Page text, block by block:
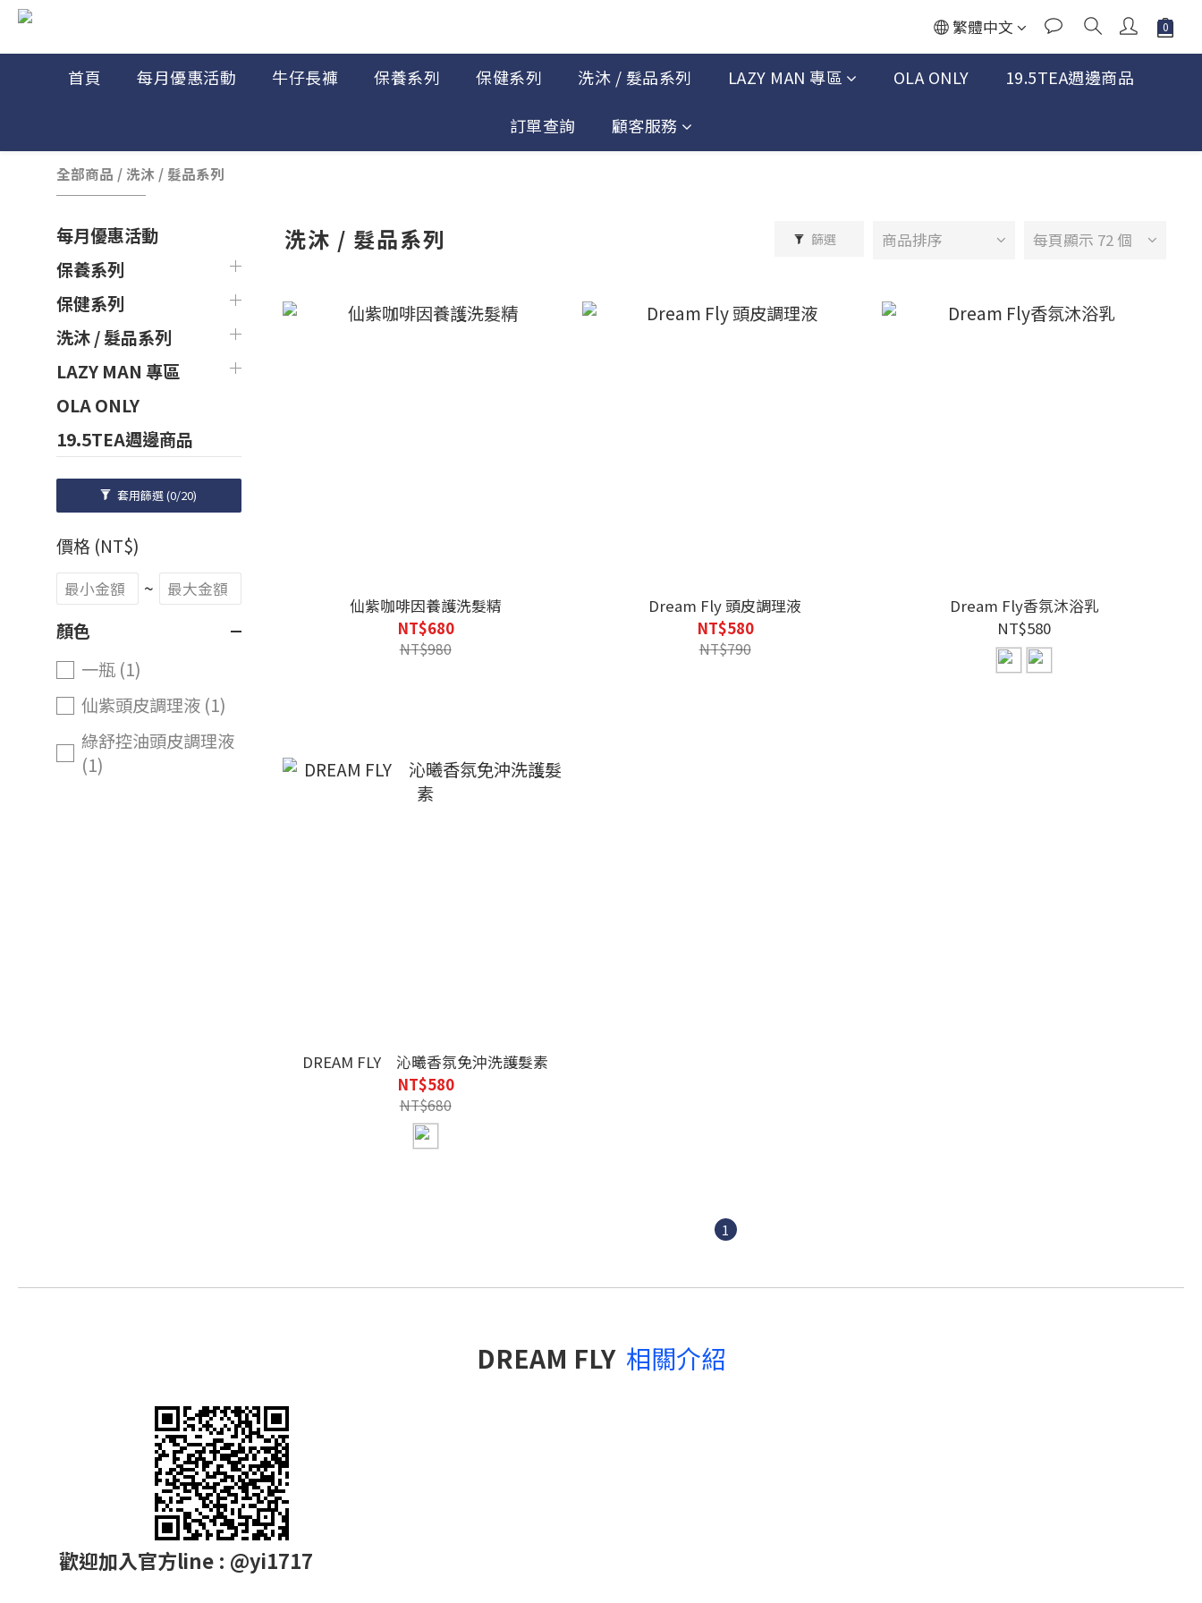
繁體中文
首頁 每月優惠活動 牛仔長褲 保養系列 保健系列 洗沐 / 髮品系列 LAZY MAN 專區 OLA ONLY 19.5TEA週邊商品
訂單查詢 顧客服務
全部商品 /洗沐 / 髮品系列
每月優惠活動
保養系列
保健系列
洗沐 / 髮品系列
LAZY MAN 專區
OLA ONLY
19.5TEA週邊商品
套用篩選(0/20)
價格 (NT$)
~
顏色
一瓶 (1)
仙紫頭皮調理液 (1)
綠舒控油頭皮調理液
(1)
洗沐 / 髮品系列 篩選 商品排序 每頁顯示 72 個
仙紫咖啡因養護洗髮精
NT$680
NT$980
Dream Fly 頭皮調理液
NT$580
NT$790
Dream Fly香氛沐浴乳
NT$580
DREAM FLY 沁曦香氛免沖洗護髮素
NT$580
NT$680
1
DREAM FLY 相關介紹
歡迎加入官方line : @yi1717